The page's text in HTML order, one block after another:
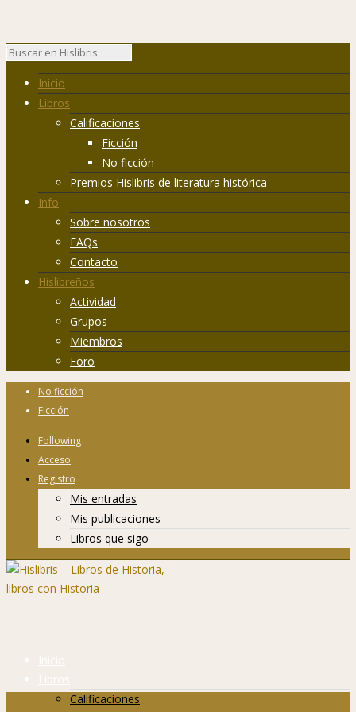
Inicio
Libros
Calificaciones
Ficción
No ficción
Premios Hislibris de literatura histórica
Info
Sobre nosotros
FAQs
Contacto
Hislibreños
Actividad
Grupos
Miembros
Foro
No ficción
Ficción
Following
Acceso
Registro
Mis entradas
Mis publicaciones
Libros que sigo
Inicio
Libros
Calificaciones